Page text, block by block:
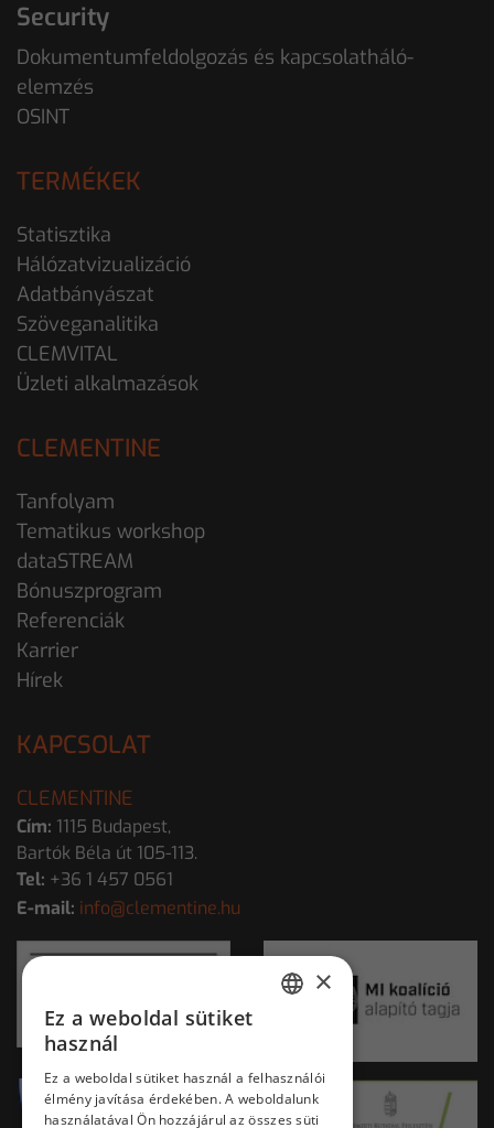
Security
Dokumentumfeldolgozás és kapcsolatháló-
elemzés
OSINT
TERMÉKEK
Statisztika
Hálózatvizualizáció
Adatbányászat
Szöveganalitika
CLEMVITAL
Üzleti alkalmazások
CLEMENTINE
Tanfolyam
Tematikus workshop
dataSTREAM
Bónuszprogram
Referenciák
Karrier
Hírek
KAPCSOLAT
CLEMENTINE
Cím: 1115 Budapest,
Bartók Béla út 105-113.
Tel: +36 1 457 0561
E-mail: info@clementine.hu
×
Ez a weboldal sütiket
használ
Ez a weboldal sütiket használ a felhasználói
élmény javítása érdekében. A weboldalunk
használatával Ön hozzájárul az összes süti